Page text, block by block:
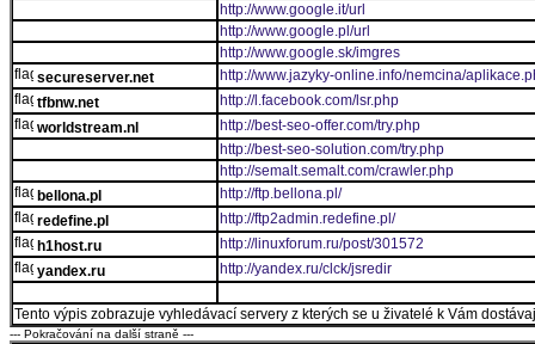
http://www.google.it/url
http://www.google.pl/url
http://www.google.sk/imgres
secureserver.net
http://www.jazyky-online.info/nemcina/
tfbnw.net
http://l.facebook.com/lsr.php
worldstream.nl
http://best-seo-offer.com/try.php
http://best-seo-solution.com/try.php
http://semalt.semalt.com/crawler.php
bellona.pl
http://ftp.bellona.pl/
redefine.pl
http://ftp2admin.redefine.pl/
h1host.ru
http://linuxforum.ru/post/301572
yandex.ru
http://yandex.ru/clck/jsredir
Tento výpis zobrazuje vyhledávací servery z kterých se u živatelé k Vám
--- Pokračování na další straně ---